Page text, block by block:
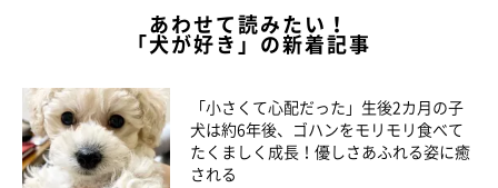
あわせて読みたい！
「犬が好き」の新着記事
「小さくて心配だった」生後2カ月の子
犬は約6年後、ゴハンをモリモリ食べて
たくましく成長！優しさあふれる姿に癒
される